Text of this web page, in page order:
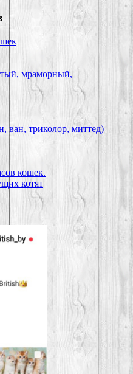
мраморный,
ван, триколор, миттед)
кошек.
котят